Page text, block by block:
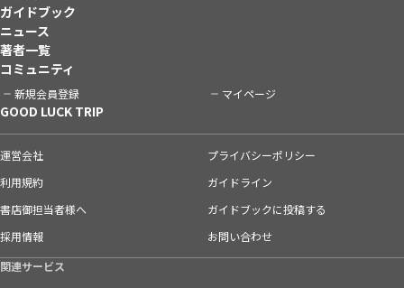
ガイドブック
ニュース
著者一覧
コミュニティ
新規会員登録 マイページ
GOOD LUCK TRIP
運営会社
プライバシーポリシー
利用規約
ガイドライン
書店御担当者様へ
ガイドブックに投稿する
採用情報
お問い合わせ
関連サービス